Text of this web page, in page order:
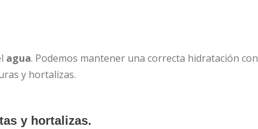
agua. Podemos mantener una correcta hidratación con
y hortalizas.
y hortalizas.